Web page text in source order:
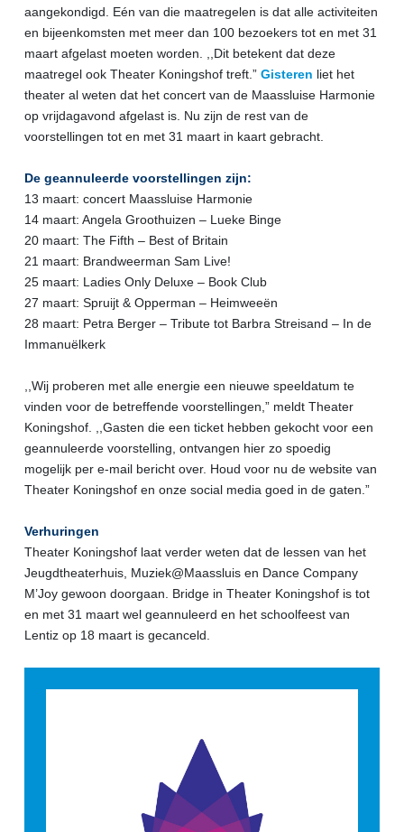
aangekondigd. Eén van die maatregelen is dat alle activiteiten
en bijeenkomsten met meer dan 100 bezoekers tot en met 31
maart afgelast moeten worden. ,,Dit betekent dat deze
maatregel ook Theater Koningshof treft.” Gisteren liet het
theater al weten dat het concert van de Maassluise Harmonie
op vrijdagavond afgelast is. Nu zijn de rest van de
voorstellingen tot en met 31 maart in kaart gebracht.
De geannuleerde voorstellingen zijn:
13 maart: concert Maassluise Harmonie
14 maart: Angela Groothuizen – Lueke Binge
20 maart: The Fifth – Best of Britain
21 maart: Brandweerman Sam Live!
25 maart: Ladies Only Deluxe – Book Club
27 maart: Spruijt & Opperman – Heimweeën
28 maart: Petra Berger – Tribute tot Barbra Streisand – In de
Immanuëlkerk
,,Wij proberen met alle energie een nieuwe speeldatum te
vinden voor de betreffende voorstellingen,” meldt Theater
Koningshof. ,,Gasten die een ticket hebben gekocht voor een
geannuleerde voorstelling, ontvangen hier zo spoedig
mogelijk per e-mail bericht over. Houd voor nu de website van
Theater Koningshof en onze social media goed in de gaten.”
Verhuringen
Theater Koningshof laat verder weten dat de lessen van het
Jeugdtheaterhuis, Muziek@Maassluis en Dance Company
M’Joy gewoon doorgaan. Bridge in Theater Koningshof is tot
en met 31 maart wel geannuleerd en het schoolfeest van
Lentiz op 18 maart is gecanceld.